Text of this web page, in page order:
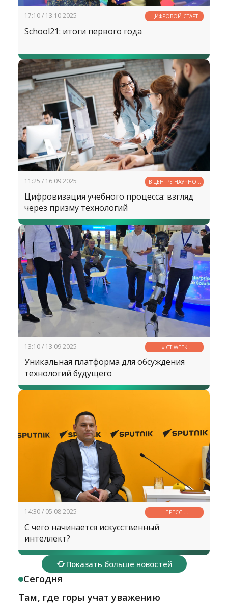
17:10 / 13.10.2025 ЦИФРОВОЙ СТАРТ
School21: итоги первого года
11:25 / 16.09.2025
В ЦЕНТРЕ НАУЧНОЙ
МЫСЛИ
Цифровизация учебного процесса: взгляд
через призму технологий
13:10 / 13.09.2025
«ICT WEEK
UZBEKISTAN 2025»
Уникальная платформа для обсуждения
технологий будущего
14:30 / 05.08.2025
ПРЕСС-
КОНФЕРЕНЦИЯ
С чего начинается искусственный
интеллект?
Показать больше новостей
Сегодня
Там, где горы учат уважению